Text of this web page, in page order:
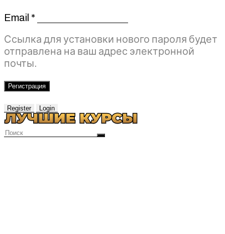
Email *Обязательно
Ссылка для установки нового пароля будет
отправлена ​​на ваш адрес электронной
почты.
Регистрация
Register Login